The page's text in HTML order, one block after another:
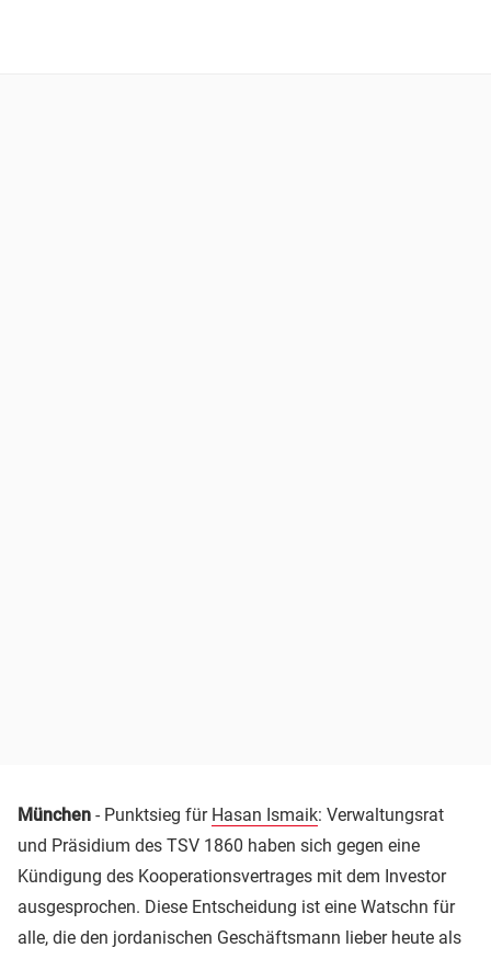
München - Punktsieg für Hasan Ismaik: Verwaltungsrat
und Präsidium des TSV 1860 haben sich gegen eine
Kündigung des Kooperationsvertrages mit dem Investor
ausgesprochen. Diese Entscheidung ist eine Watschn für
alle, die den jordanischen Geschäftsmann lieber heute als